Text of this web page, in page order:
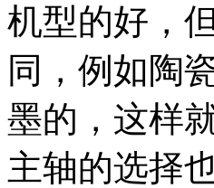
机型的好，
同，例如陶
墨的，这样
主轴的选择